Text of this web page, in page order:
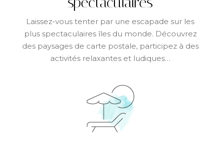
Laissez-vous tenter par une escapade sur les
plus spectaculaires îles du monde. Découvrez
des paysages de carte postale, participez à des
activités relaxantes et ludiques…